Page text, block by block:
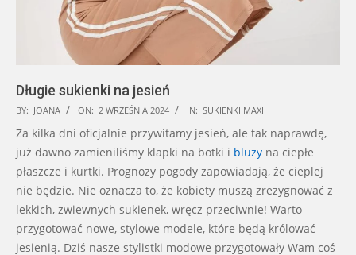
Długie sukienki na jesień
2024-
09-
02
BY: JOANA ON: 2 WRZEŚNIA 2024 IN: SUKIENKI MAXI
Za kilka dni oficjalnie przywitamy jesień, ale tak naprawdę,
już dawno zamieniliśmy klapki na botki i bluzy na ciepłe
płaszcze i kurtki. Prognozy pogody zapowiadają, że cieplej
nie będzie. Nie oznacza to, że kobiety muszą zrezygnować z
lekkich, zwiewnych sukienek, wręcz przeciwnie! Warto
przygotować nowe, stylowe modele, które będą królować
jesienią. Dziś nasze stylistki modowe przygotowały Wam coś